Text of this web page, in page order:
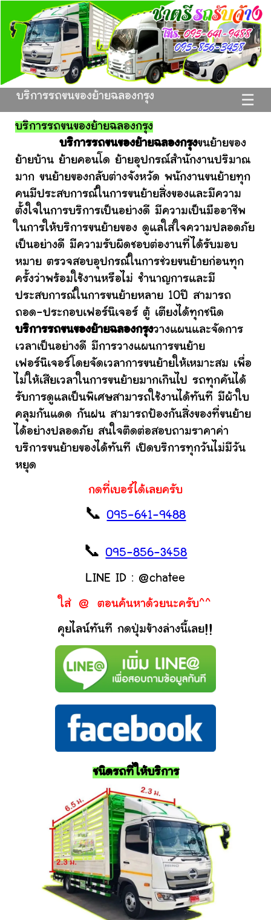
☰
บริการรถขนของย้ายฉลองกรุง
บริการรถขนของย้ายฉลองกรุง
บริการรถขนของย้ายฉลองกรุงขนย้ายของ
ย้ายบ้าน ย้ายคอนโด ย้ายอุปกรณ์สำนักงานปริมาณ
มาก ขนย้ายของกลับต่างจังหวัด พนักงานขนย้ายทุก
คนมีประสบการณ์ในการขนย้ายสิ่งของและมีความ
ตั้งใจในการบริการเป็นอย่างดี มีความเป็นมืออาชีพ
ในการให้บริการขนย้ายของ ดูแลใส่ใจความปลอดภัย
เป็นอย่างดี มีความรับผิดชอบต่องานที่ได้รับมอบ
หมาย ตรวจสอบอุปกรณ์ในการช่วยขนย้ายก่อนทุก
ครั้งว่าพร้อมใช้งานหรือไม่ ชำนาญการและมี
ประสบการณ์ในการขนย้ายหลาย 10ปี สามารถ
ถอด-ประกอบเฟอร์นิเจอร์ ตู้ เตียงได้ทุกชนิด
บริการรถขนของย้ายฉลองกรุงวางแผนและจัดการ
เวลาเป็นอย่างดี มีการวางแผนการขนย้าย
เฟอร์นิเจอร์โดยจัดเวลาการขนย้ายให้เหมาะสม เพื่อ
ไม่ให้เสียเวลาในการขนย้ายมากเกินไป รถทุกคันได้
รับการดูแลเป็นพิเศษสามารถใช้งานได้ทันที มีผ้าใบ
คลุมกันแดด กันฝน สามารถป้องกันสิ่งของที่ขนย้าย
ได้อย่างปลอดภัย สนใจติดต่อสอบถามราคาค่า
บริการขนย้ายของได้ทันที เปิดบริการทุกวันไม่มีวัน
หยุด
กดที่เบอร์ได้เลยครับ
📞095-641-9488
📞095-856-3458
LINE ID : @chatee
ใส่ @ ตอนค้นหาด้วยนะครับ^^
คุยไลน์ทันที กดปุ่มข้างล่างนี้เลย!!
ชนิดรถที่ให้บริการ